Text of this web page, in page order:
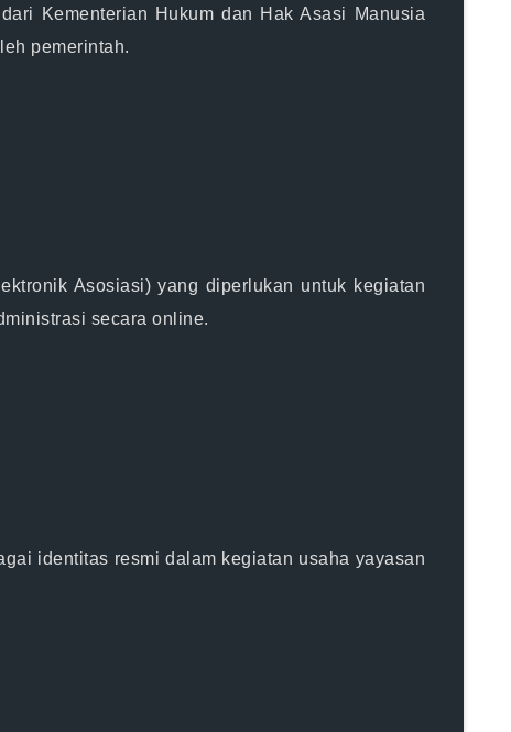
Kementerian Hukum dan Hak Asasi Manusia
pemerintah.
Asosiasi) yang diperlukan untuk kegiatan
secara online.
identitas resmi dalam kegiatan usaha yayasan